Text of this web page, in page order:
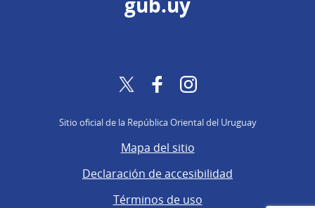
gub.uy
Twitter FacebookInstagram
Sitio oficial de la República Oriental del Uruguay
Mapa del sitio
Declaración de accesibilidad
Términos de uso